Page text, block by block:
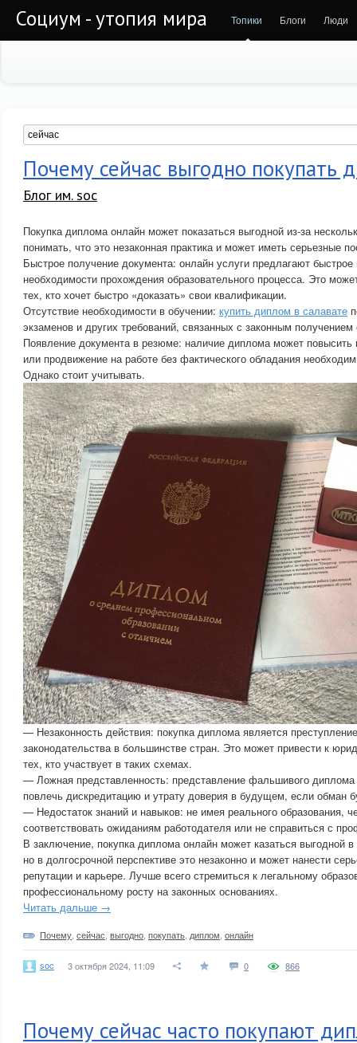
Социум - утопия мира Топики Блоги Люди
Почему сейчас выгодно покупать
Блог им. soc
Покупка диплома онлайн может показаться выгодной из-за
понимать, что это незаконная практика и может иметь серьезные
Быстрое получение документа: онлайн услуги предлагают
необходимости прохождения образовательного процесса. Это
тех, кто хочет быстро «доказать» свои квалификации.
Отсутствие необходимости в обучении: купить диплом в салавате
экзаменов и других требований, связанных с законным получением
Появление документа в резюме: наличие диплома может
или продвижение на работе без фактического обладания
Однако стоит учитывать.
— Незаконность действия: покупка диплома является
законодательства в большинстве стран. Это может привести к
тех, кто участвует в таких схемах.
— Ложная представленность: представление фальшивого диплома
повлечь дискредитацию и утрату доверия в будущем, если обман
— Недостаток знаний и навыков: не имея реального образования,
соответствовать ожиданиям работодателя или не справиться с
В заключение, покупка диплома онлайн может казаться выгодной в
но в долгосрочной перспективе это незаконно и может нанести
репутации и карьере. Лучше всего стремиться к легальному
профессиональному росту на законных основаниях.
Читать дальше →
Почему сейчас выгодно покупать диплом онлайн
soc 3 октября 2024, 11:09 0 866
Почему сейчас часто покупают